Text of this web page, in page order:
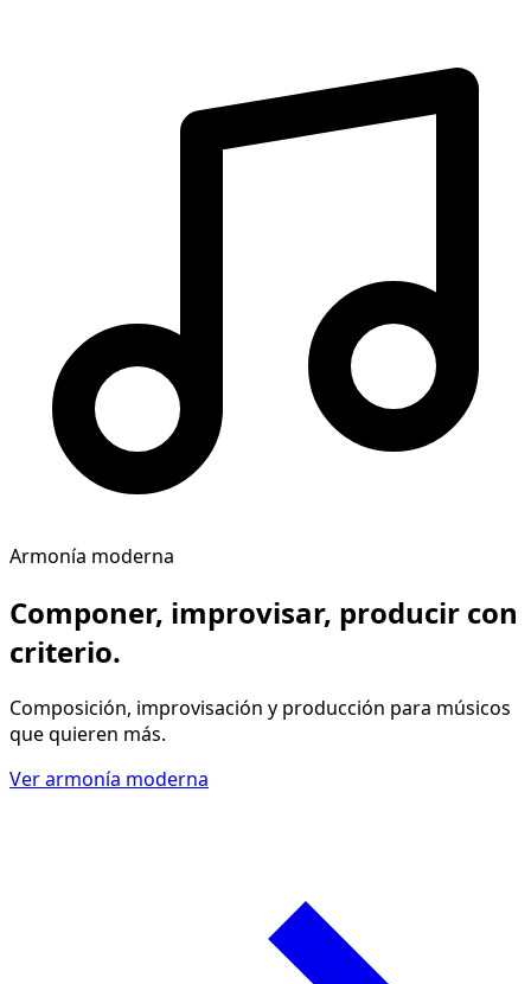
Armonía moderna
Componer, improvisar, producir con
criterio.
Composición, improvisación y producción para músicos
que quieren más.
Ver armonía moderna